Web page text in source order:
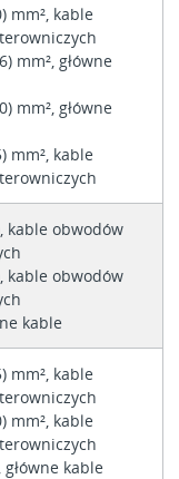
mm², kable
mm², główne
mm², główne
mm², kable
kable obwodów
kable obwodów
kable
mm², kable
mm², kable
główne kable